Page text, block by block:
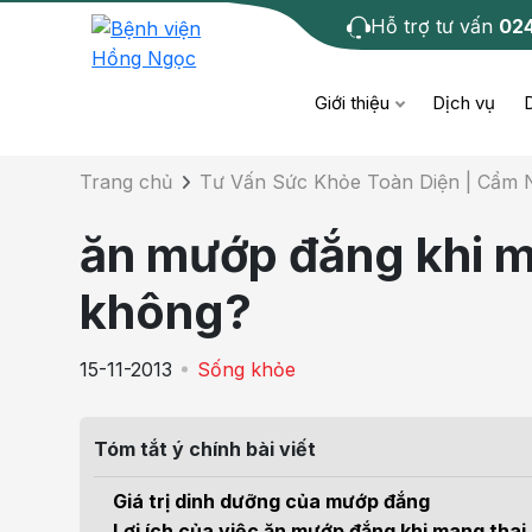
Hỗ trợ tư vấn
Giới thiệu Dịch vụ
Cơ xương khớp
Tầm soát ung thư
Điện quang can thiệp
Chi tiết bài tư
Trang chủ Tư Vấn Sức Khỏe Toàn Diện | Cẩm
ăn mướp đắng khi
không?
15-11-2013 Sống khỏe
Tóm tắt ý chính bài viết
Giá trị dinh dưỡng của mướp đắng